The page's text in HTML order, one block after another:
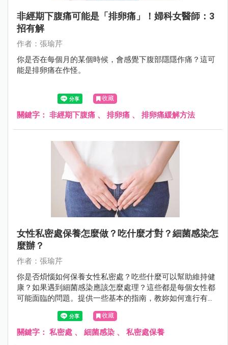
非經期下腹痛可能是「排卵痛」！婦科女醫師：3
招有解
作者：張瑜芹
你是否在每個月的某個時候，會感覺下腹部隱隱作痛？這可
能是排卵痛在作怪。
收藏
關鍵字： 非經期下腹痛 、 排卵痛 、 排卵痛緩解方法
女性私密處保養怎麼做？吃什麼才對？細菌感染怎
麼辦？
作者：張瑜芹
你是否煩惱如何保養女性私密處？吃些什麼可以幫助維持健
康？如果遇到細菌感染應該怎麼處理？這些都是每個女性都
可能面臨的問題。提供一些基本的指南，教妳如何進行有效
的私密處保養，推薦適合的食物，並解答細菌感染的疑問，
讓妳能夠自信並健康地生活。
收藏
關鍵字： 私密處 、 細菌感染 、 私密處保養